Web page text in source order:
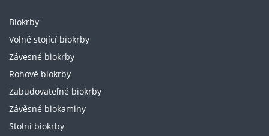
Biokrby
Volně stojící biokrby
Závesné biokrby
Rohové biokrby
Zabudovateľné biokrby
Závěsné biokaminy
Stolní biokrby